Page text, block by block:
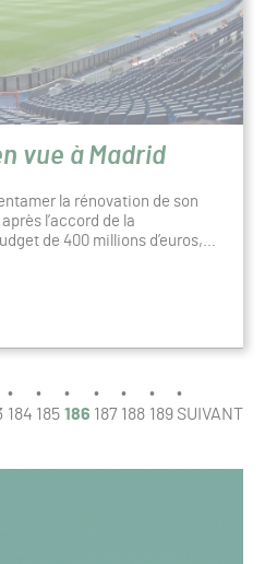
vue à Madrid
la rénovation de son
l’accord de la
de 400 millions d’euros,…
184 185 186 187 188 189 SUIVANT